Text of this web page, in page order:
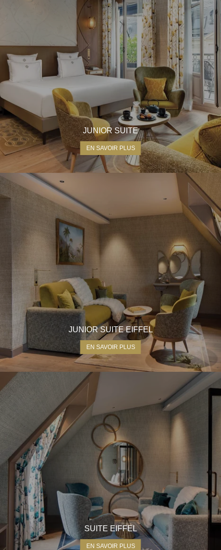
JUNIOR SUITE
EN SAVOIR PLUS
JUNIOR SUITE EIFFEL
EN SAVOIR PLUS
SUITE EIFFEL
EN SAVOIR PLUS